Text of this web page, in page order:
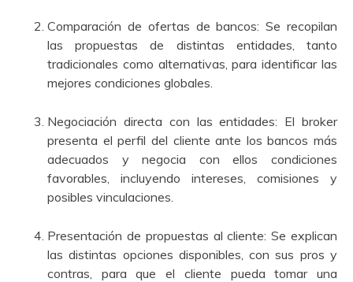
Comparación de ofertas de bancos: Se recopilan
las propuestas de distintas entidades, tanto
tradicionales como alternativas, para identificar las
mejores condiciones globales.
Negociación directa con las entidades: El broker
presenta el perfil del cliente ante los bancos más
adecuados y negocia con ellos condiciones
favorables, incluyendo intereses, comisiones y
posibles vinculaciones.
Presentación de propuestas al cliente: Se explican
las distintas opciones disponibles, con sus pros y
contras, para que el cliente pueda tomar una